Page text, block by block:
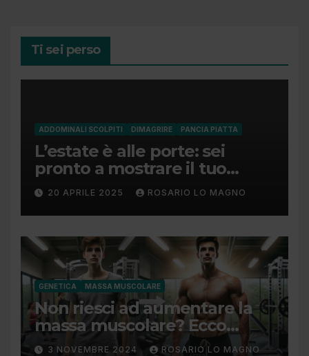
Ti sei perso
ADDOMINALI SCOLPITI DIMAGRIRE PANCIA PIATTA
L’estate è alle porte: sei
pronto a mostrare il tuo
addome piatto?
20 APRILE 2025 ROSARIO LO MAGNO
GENETICA MASSA MUSCOLARE
Non riesci ad aumentare la
massa muscolare? Ecco
come fare!
3 NOVEMBRE 2024 ROSARIO LO MAGNO